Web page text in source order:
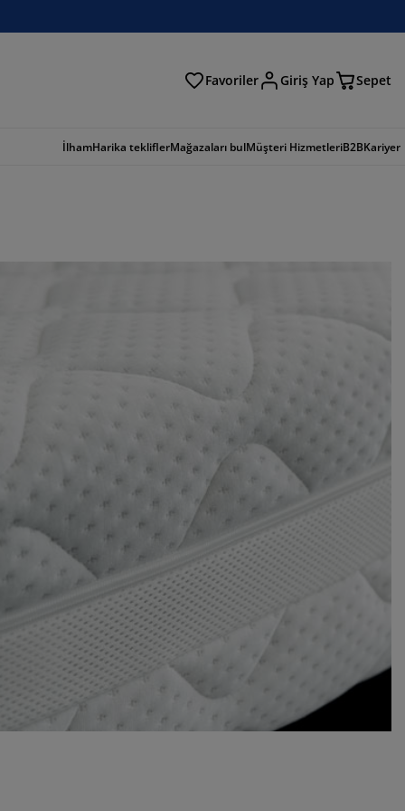
Favoriler Giriş Yap Sepet
İlhamHarika tekliflerMağazaları bulMüşteri HizmetleriB2BKariyer